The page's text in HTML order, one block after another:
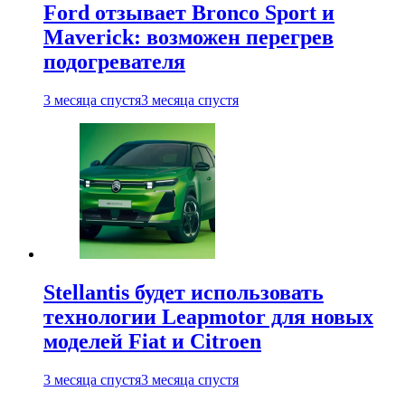
Ford отзывает Bronco Sport и
Maverick: возможен перегрев
подогревателя
3 месяца спустя3 месяца спустя
Stellantis будет использовать
технологии Leapmotor для новых
моделей Fiat и Citroen
3 месяца спустя3 месяца спустя